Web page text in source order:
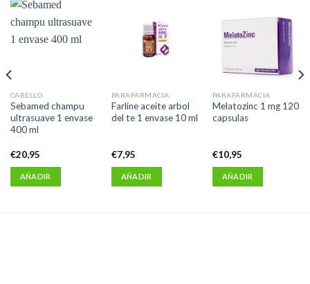
CABELLO
Sebamed champu
ultrasuave 1 envase
400 ml
€20,95
AÑADIR
PARAFARMACIA
Farline aceite arbol
del te 1 envase 10 ml
€7,95
AÑADIR
PARAFARMACIA
Melatozinc 1 mg 120
capsulas
€10,95
AÑADIR